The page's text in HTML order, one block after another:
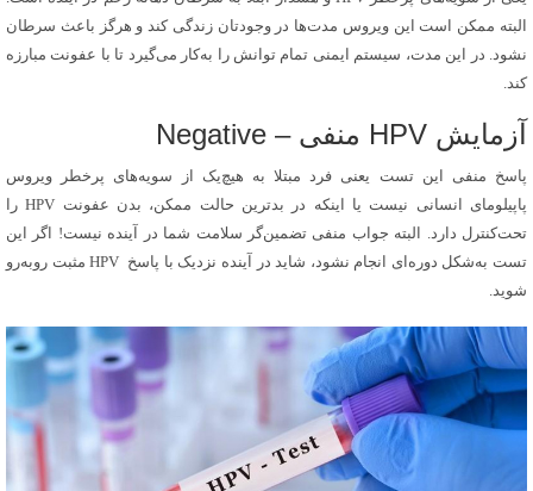
البته ممکن است این ویروس مدت‌ها در وجودتان زندگی کند و هرگز باعث سرطان
نشود. در این مدت، سیستم ایمنی تمام توانش را به‌کار می‌گیرد تا با عفونت مبارزه
کند.
آزمایش HPV منفی – Negative
پاسخ منفی این تست یعنی فرد مبتلا به هیچ‌یک از سویه‌های پرخطر ویروس
پاپیلومای انسانی نیست یا اینکه در بدترین حالت ممکن، بدن عفونت HPV را
تحت‌کنترل دارد. البته جواب منفی تضمین‌گر سلامت شما در آینده نیست! اگر این
تست به‌شکل دوره‌ای انجام نشود، شاید در آینده نزدیک با پاسخ HPV مثبت روبه‌رو
شوید.